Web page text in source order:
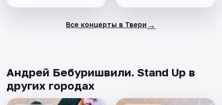
Все концерты в Твери →
Андрей Бебуришвили. Stand Up в
других городах